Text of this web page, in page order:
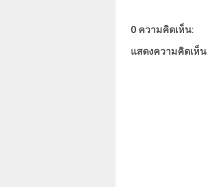
0 ความคิดเห็น:
แสดงความคิดเห็น